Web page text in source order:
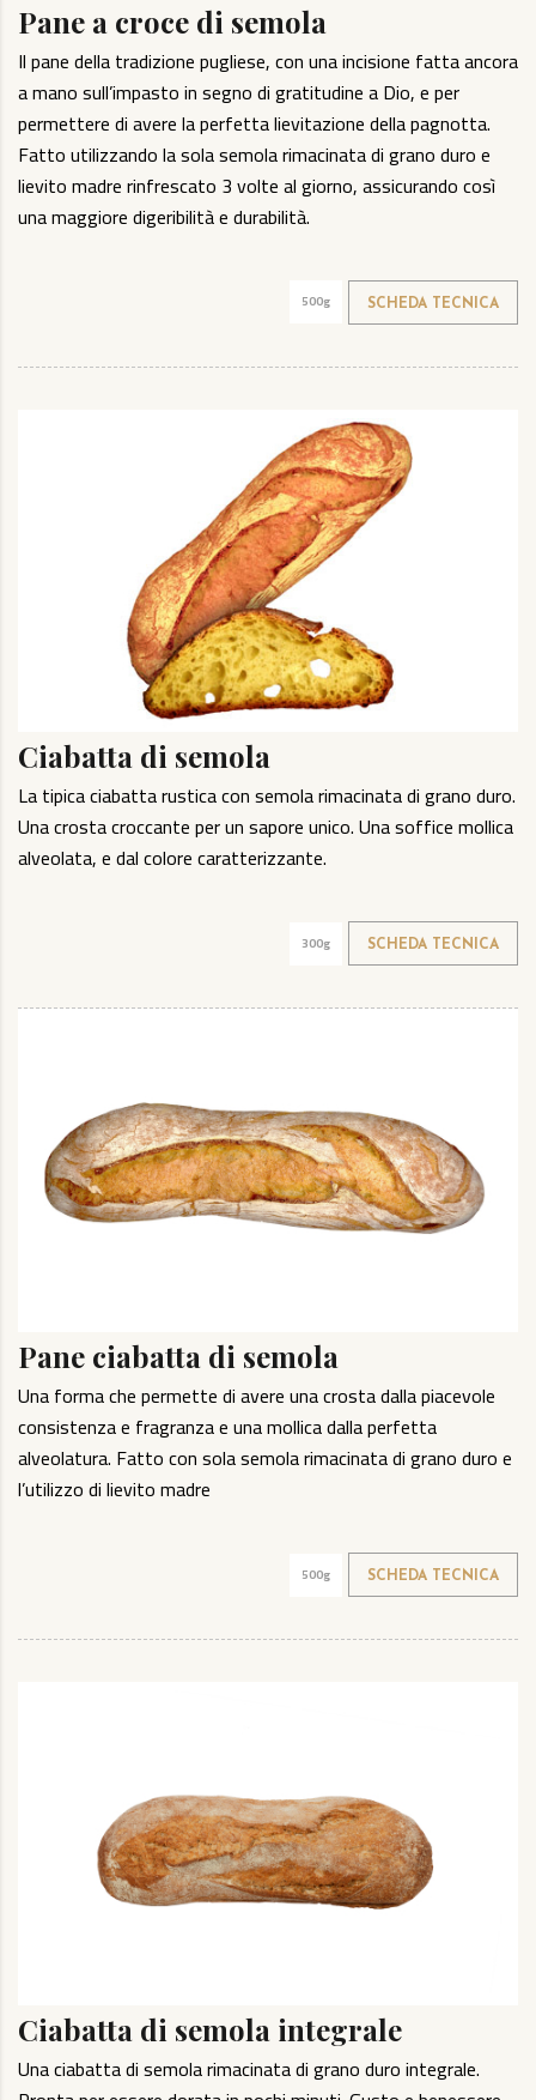
Pane a croce di semola
Il pane della tradizione pugliese, con una incisione fatta ancora
a mano sull’impasto in segno di gratitudine a Dio, e per
permettere di avere la perfetta lievitazione della pagnotta.
Fatto utilizzando la sola semola rimacinata di grano duro e
lievito madre rinfrescato 3 volte al giorno, assicurando così
una maggiore digeribilità e durabilità.
500g SCHEDA TECNICA
Ciabatta di semola
La tipica ciabatta rustica con semola rimacinata di grano duro.
Una crosta croccante per un sapore unico. Una soffice mollica
alveolata, e dal colore caratterizzante.
300g SCHEDA TECNICA
Pane ciabatta di semola
Una forma che permette di avere una crosta dalla piacevole
consistenza e fragranza e una mollica dalla perfetta
alveolatura. Fatto con sola semola rimacinata di grano duro e
l’utilizzo di lievito madre
500g SCHEDA TECNICA
Ciabatta di semola integrale
Una ciabatta di semola rimacinata di grano duro integrale.